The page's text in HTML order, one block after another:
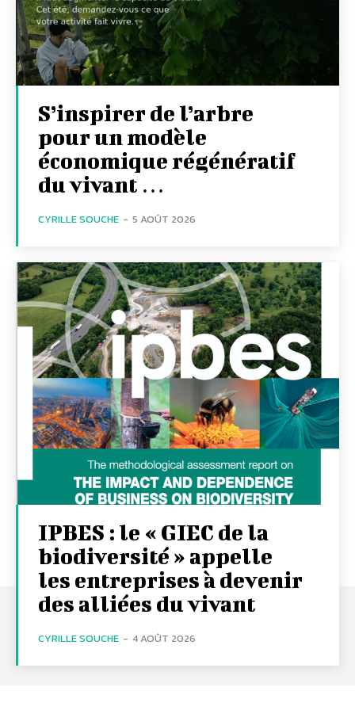
S’inspirer de l’arbre
pour un modèle
économique régénératif
du vivant …
CYRILLE SOUCHE - 5 AOÛT 2026
IPBES : le « GIEC de la
biodiversité » appelle
les entreprises à devenir
des alliées du vivant
CYRILLE SOUCHE - 4 AOÛT 2026